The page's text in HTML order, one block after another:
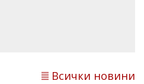
Всички новини